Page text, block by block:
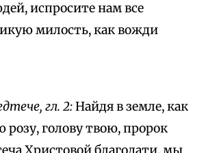
испросите нам все
милость, как вожди
гл. 2:Найдя в земле, как
голову твою, пророк